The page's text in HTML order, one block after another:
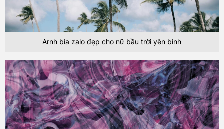
Arnh bìa zalo đẹp cho nữ bầu trời yên bình